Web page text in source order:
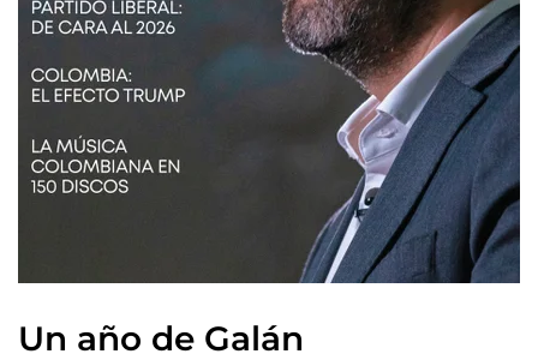
Un año de Galán